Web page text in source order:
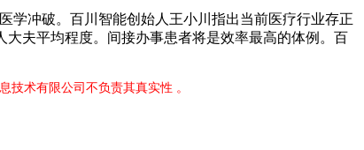
冲破。百川智能创始人王小川指出当前医疗行业存正
夫平均程度。间接办事患者将是效率最高的体例。百
技术有限公司不负责其真实性 。